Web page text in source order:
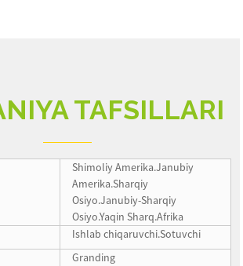
TAFSILLARI
Shimoliy Amerika.Janubiy
Amerika.Sharqiy
Osiyo.Janubiy-Sharqiy
Osiyo.Yaqin Sharq.Afrika
Ishlab chiqaruvchi.Sotuvchi
Granding